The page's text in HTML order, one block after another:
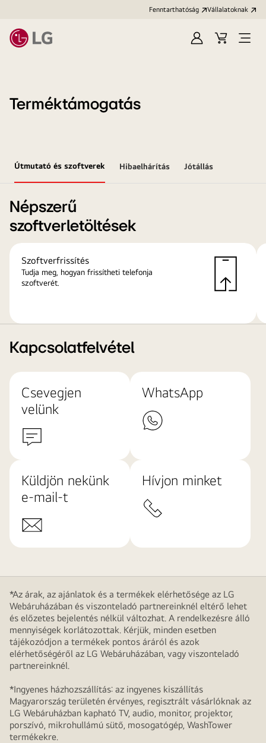
Fenntarthatóság Vállalatoknak
Bejelentkezés
KosárMenü
Terméktámogatás
Útmutató és szoftverek Hibaelhárítás Jótállás
Népszerű
szoftverletöltések
Szoftverfrissítés
Tudja meg, hogyan frissítheti telefonja
szoftverét.
Kapcsolatfelvétel
Csevegjen
velünk
WhatsApp
Küldjön nekünk
e-mail-t
Hívjon minket
*Az árak, az ajánlatok és a termékek elérhetősége az LG
Webáruházában és viszonteladó partnereinknél eltérő lehet
és előzetes bejelentés nélkül változhat. A rendelkezésre álló
mennyiségek korlátozottak. Kérjük, minden esetben
tájékozódjon a termékek pontos áráról és azok
elérhetőségéről az LG Webáruházában, vagy viszonteladó
partnereinknél.
*Ingyenes házhozszállítás: az ingyenes kiszállítás
Magyarország területén érvényes, regisztrált vásárlóknak az
LG Webáruházban kapható TV, audio, monitor, projektor,
porszívó, mikrohullámú sütő, mosogatógép, WashTower
termékekre.